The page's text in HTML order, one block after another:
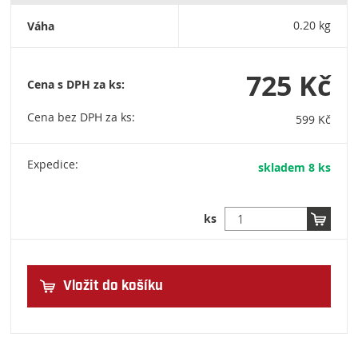
Váha 0.20 kg
Cena s DPH za ks:
Cena bez DPH za ks:
725 Kč
599 Kč
Expedice: skladem 8 ks
ks
Vložit do košíku